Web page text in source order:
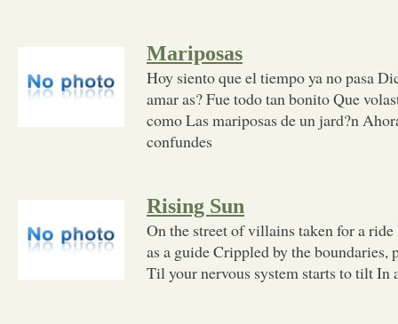
Mariposas
Hoy siento que el tiempo ya no pasa
amar as? Fue todo tan bonito Que
como Las mariposas de un jard?n
confundes
Rising Sun
On the street of villains taken for a ride
as a guide Crippled by the
Til your nervous system starts to tilt In